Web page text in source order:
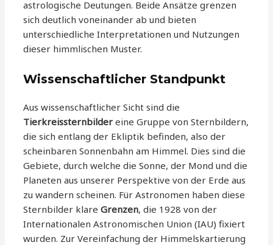
astrologische Deutungen. Beide Ansätze grenzen
sich deutlich voneinander ab und bieten
unterschiedliche Interpretationen und Nutzungen
dieser himmlischen Muster.
Wissenschaftlicher Standpunkt
Aus wissenschaftlicher Sicht sind die
Tierkreissternbilder eine Gruppe von Sternbildern,
die sich entlang der Ekliptik befinden, also der
scheinbaren Sonnenbahn am Himmel. Dies sind die
Gebiete, durch welche die Sonne, der Mond und die
Planeten aus unserer Perspektive von der Erde aus
zu wandern scheinen. Für Astronomen haben diese
Sternbilder klareGrenzen, die 1928 von der
Internationalen Astronomischen Union (IAU) fixiert
wurden. Zur Vereinfachung der Himmelskartierung